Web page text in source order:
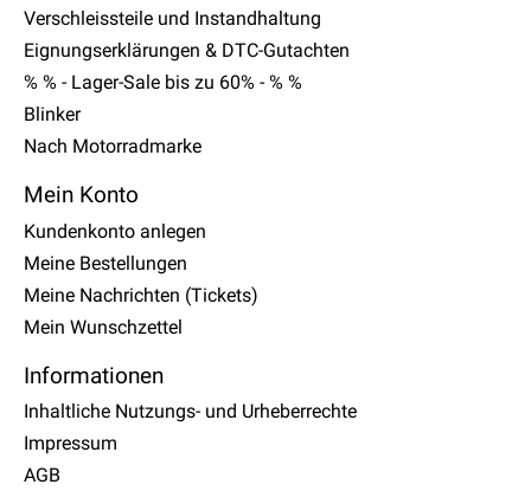
Verschleissteile und Instandhaltung
Eignungserklärungen & DTC-Gutachten
% % - Lager-Sale bis zu 60% - % %
Blinker
Nach Motorradmarke
Mein Konto
Kundenkonto anlegen
Meine Bestellungen
Meine Nachrichten (Tickets)
Mein Wunschzettel
Informationen
Inhaltliche Nutzungs- und Urheberrechte
Impressum
AGB